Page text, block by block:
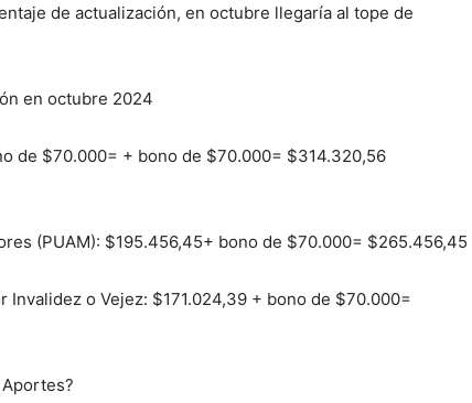
de actualización, en octubre llegaría al tope de
en octubre 2024
de $70.000= + bono de $70.000= $314.320,56
(PUAM): $195.456,45+ bono de $70.000= $265.456,45
Invalidez o Vejez: $171.024,39 + bono de $70.000=